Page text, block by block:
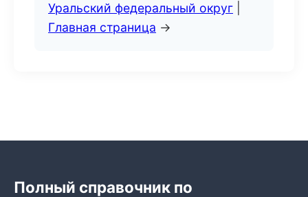
Уральский федеральный округ
Главная страница →
Полный справочник по